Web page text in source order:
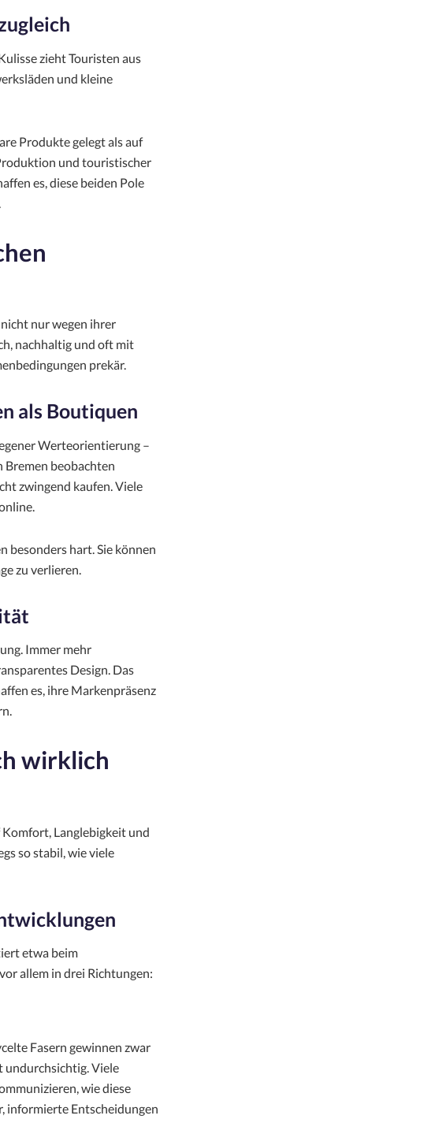
zieht Touristen aus
und kleine
Produkte gelegt als auf
und touristischer
es, diese beiden Pole
nur wegen ihrer
nachhaltig und oft mit
prekär.
als Boutiquen
Werteorientierung –
Bremen beobachten
zwingend kaufen. Viele
hart. Sie können
zu verlieren.
Immer mehr
Design. Das
es, ihre Markenpräsenz
wirklich
Langlebigkeit und
so stabil, wie viele
etwa beim
allem in drei Richtungen:
Fasern gewinnen zwar
undurchsichtig. Viele
wie diese
informierte Entscheidungen